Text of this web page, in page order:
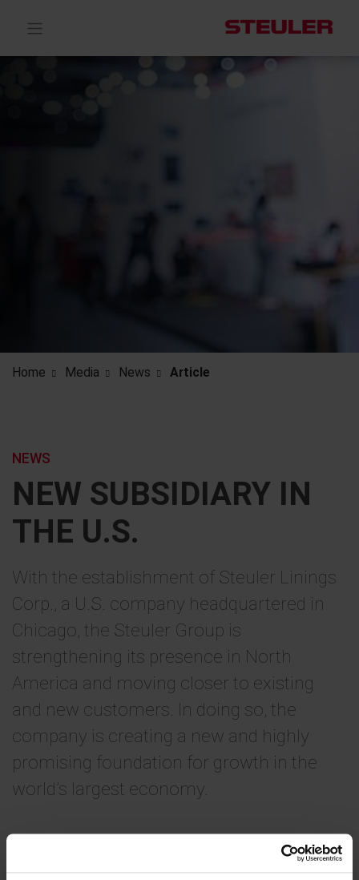
Home Media News Article
NEW SUBSIDIARY IN
THE U.S.
NEWS
With the establishment of Steuler Linings
Corp., a U.S. company headquartered in
Chicago, the Steuler Group is
strengthening its presence in North
America and moving closer to existing
and new customers. In doing so, the
company is creating a new and highly
promising foundation for growth in the
world’s largest economy.